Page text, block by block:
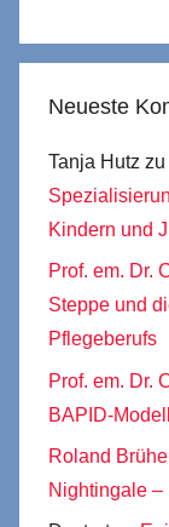
Neueste
Tanja Hutz zu
Kindern und
Prof. em. Dr.
Steppe und
Pflegeberufs
Prof. em. Dr.
BAPID-Modell
Roland Brühe
Nightingale –